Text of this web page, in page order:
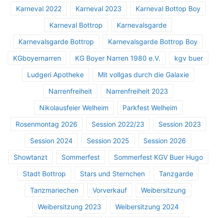
Karneval 2022
Karneval 2023
Karneval Bottop Boy
Karneval Bottrop
Karnevalsgarde
Karnevalsgarde Bottrop
Karnevalsgarde Bottrop Boy
KGboyernarren
KG Boyer Narren 1980 e.V.
kgv buer
Ludgeri Apotheke
Mit vollgas durch die Galaxie
Narrenfreiheit
Narrenfreiheit 2023
Nikolausfeier Welheim
Parkfest Welheim
Rosenmontag 2026
Session 2022/23
Session 2023
Session 2024
Session 2025
Session 2026
Showtanzt
Sommerfest
Sommerfest KGV Buer Hugo
Stadt Bottrop
Stars und Sternchen
Tanzgarde
Tanzmariechen
Vorverkauf
Weibersitzung
Weibersitzung 2023
Weibersitzung 2024